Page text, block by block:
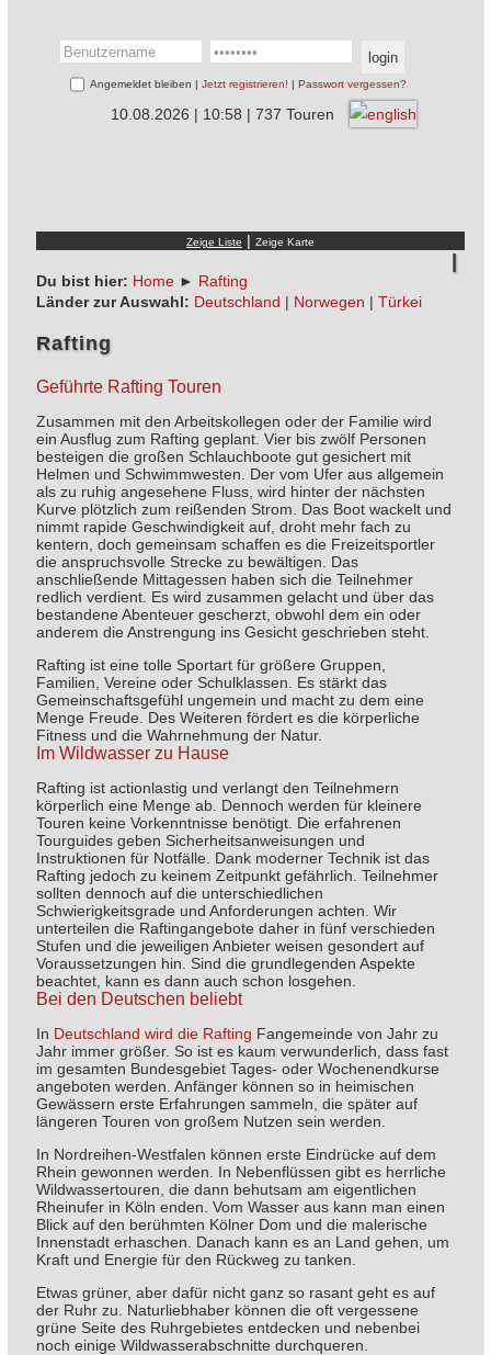
Angemeldet bleiben | Jetzt registrieren! | Passwort vergessen?
10.08.2026 | 10:58 | 737 Touren
|
Du bist hier: Home► Rafting
Länder zur Auswahl: Deutschland | Norwegen | Türkei
Rafting
Geführte Rafting Touren
Zusammen mit den Arbeitskollegen oder der Familie wird
ein Ausflug zum Rafting geplant. Vier bis zwölf Personen
besteigen die großen Schlauchboote gut gesichert mit
Helmen und Schwimmwesten. Der vom Ufer aus allgemein
als zu ruhig angesehene Fluss, wird hinter der nächsten
Kurve plötzlich zum reißenden Strom. Das Boot wackelt und
nimmt rapide Geschwindigkeit auf, droht mehr fach zu
kentern, doch gemeinsam schaffen es die Freizeitsportler
die anspruchsvolle Strecke zu bewältigen. Das
anschließende Mittagessen haben sich die Teilnehmer
redlich verdient. Es wird zusammen gelacht und über das
bestandene Abenteuer gescherzt, obwohl dem ein oder
anderem die Anstrengung ins Gesicht geschrieben steht.
Rafting ist eine tolle Sportart für größere Gruppen,
Familien, Vereine oder Schulklassen. Es stärkt das
Gemeinschaftsgefühl ungemein und macht zu dem eine
Menge Freude. Des Weiteren fördert es die körperliche
Fitness und die Wahrnehmung der Natur.
Im Wildwasser zu Hause
Rafting ist actionlastig und verlangt den Teilnehmern
körperlich eine Menge ab. Dennoch werden für kleinere
Touren keine Vorkenntnisse benötigt. Die erfahrenen
Tourguides geben Sicherheitsanweisungen und
Instruktionen für Notfälle. Dank moderner Technik ist das
Rafting jedoch zu keinem Zeitpunkt gefährlich. Teilnehmer
sollten dennoch auf die unterschiedlichen
Schwierigkeitsgrade und Anforderungen achten. Wir
unterteilen die Raftingangebote daher in fünf verschieden
Stufen und die jeweiligen Anbieter weisen gesondert auf
Voraussetzungen hin. Sind die grundlegenden Aspekte
beachtet, kann es dann auch schon losgehen.
Bei den Deutschen beliebt
In Deutschland wird die Rafting Fangemeinde von Jahr zu
Jahr immer größer. So ist es kaum verwunderlich, dass fast
im gesamten Bundesgebiet Tages- oder Wochenendkurse
angeboten werden. Anfänger können so in heimischen
Gewässern erste Erfahrungen sammeln, die später auf
längeren Touren von großem Nutzen sein werden.
In Nordreihen-Westfalen können erste Eindrücke auf dem
Rhein gewonnen werden. In Nebenflüssen gibt es herrliche
Wildwassertouren, die dann behutsam am eigentlichen
Rheinufer in Köln enden. Vom Wasser aus kann man einen
Blick auf den berühmten Kölner Dom und die malerische
Innenstadt erhaschen. Danach kann es an Land gehen, um
Kraft und Energie für den Rückweg zu tanken.
Etwas grüner, aber dafür nicht ganz so rasant geht es auf
der Ruhr zu. Naturliebhaber können die oft vergessene
grüne Seite des Ruhrgebietes entdecken und nebenbei
noch einige Wildwasserabschnitte durchqueren.